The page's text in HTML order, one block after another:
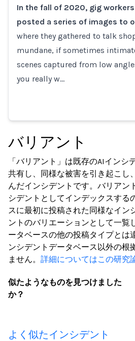
In the fall of 2020, gig workers
posted a series of images to
where they gathered to talk
mundane, if sometimes
scenes captured from low
you really w…
バリアント
「バリアント」は既存のAIインシ
共有し、同様な被害を引き起こし
んだインシデントです。バリアン
シデントとしてインデックスする
スに最初に投稿された同様なイン
ントのバリエーションとして一覧
ータベースの他の投稿タイプとは
ンシデントデータベース以外の根
ません。 詳細についてはこの研究
似たようなものを見つけました
か？
よく似たインシデント